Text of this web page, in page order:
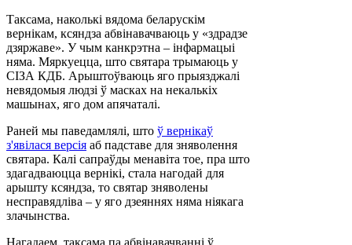
Таксама, наколькі вядома беларускім
вернікам, ксяндза абвінавачваюць у «здрадзе
дзяржаве». У чым канкрэтна – інфармацыі
няма. Мяркуецца, што святара трымаюць у
СІЗА КДБ. Арыштоўваюць яго прыязджалі
невядомыя людзі ў масках на некалькіх
машынах, яго дом апячаталі.
Раней мы паведамлялі, што ў вернікаў
з'явілася версія аб падставе для зняволення
святара. Калі сапраўды менавіта тое, пра што
здагадваюцца вернікі, стала нагодай для
арышту ксяндза, то святар зняволены
несправядліва – у яго дзеяннях няма ніякага
злачынства.
Нагадаем, таксама па абвінавачванні ў